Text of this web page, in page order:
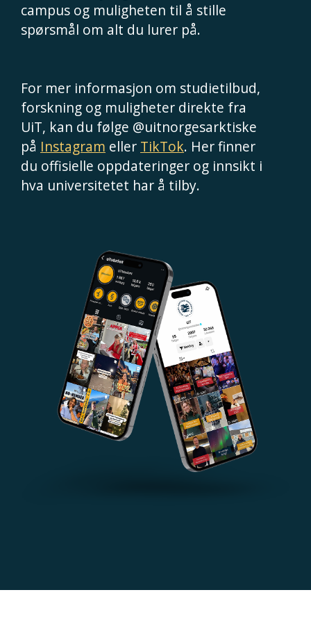
campus og muligheten til å stille
spørsmål om alt du lurer på.
For mer informasjon om studietilbud,
forskning og muligheter direkte fra
UiT, kan du følge @uitnorgesarktiske
på Instagram eller TikTok. Her finner
du offisielle oppdateringer og innsikt i
hva universitetet har å tilby.